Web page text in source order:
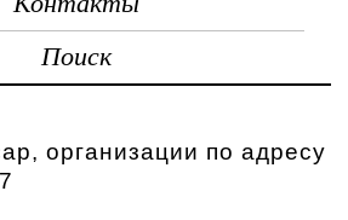
Поиск
организации по адресу